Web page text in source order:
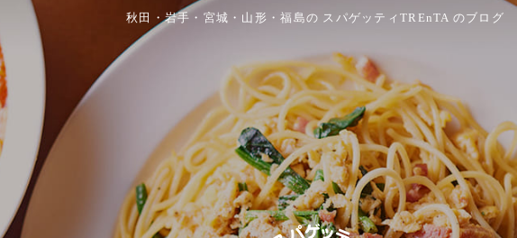
秋田・岩手・宮城・山形・福島の スパゲッティTREnTA のブログ